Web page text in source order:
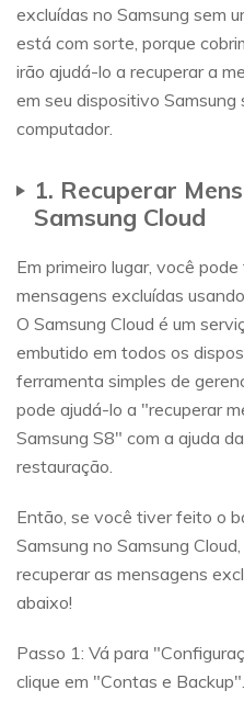
excluídas no Samsung sem
está com sorte, porque
irão ajudá-lo a recuperar a
em seu dispositivo Samsung
computador.
1. Recuperar
Samsung Cloud
Em primeiro lugar, você
mensagens excluídas
O Samsung Cloud é um
embutido em todos os
ferramenta simples de
pode ajudá-lo a "recuperar
Samsung S8" com a ajuda
restauração.
Então, se você tiver feito o
Samsung no Samsung
recuperar as mensagens
abaixo!
Passo 1: Vá para
clique em "Contas e Backup".